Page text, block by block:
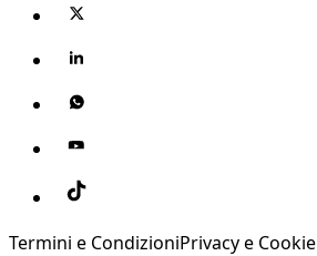
Termini e CondizioniPrivacy e Cookie